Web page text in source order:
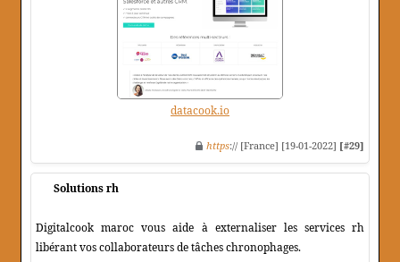
datacook.io
https:// [France] [19-01-2022] [#29]
Solutions rh
Digitalcook maroc vous aide à externaliser les services rh
libérant vos collaborateurs de tâches chronophages.